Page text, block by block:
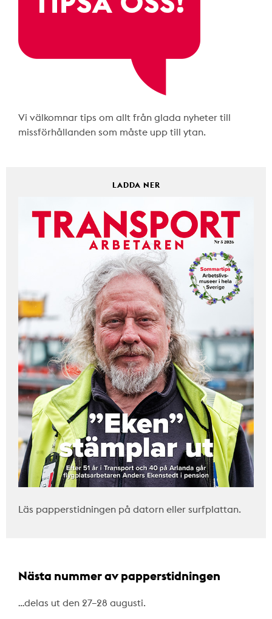
Vi välkomnar tips om allt från glada nyheter till
missförhållanden som måste upp till ytan.
LADDA NER
Läs papperstidningen på datorn eller surfplattan.
Nästa nummer av papperstidningen
…delas ut den 27–28 augusti.